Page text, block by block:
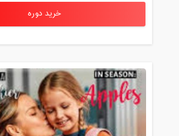
خرید دوره